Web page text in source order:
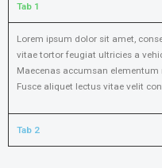
Tab 1
Lorem ipsum dolor sit amet,
vitae tortor feugiat ultricies a
Maecenas accumsan
Fusce aliquet lectus vitae velit
Tab 2